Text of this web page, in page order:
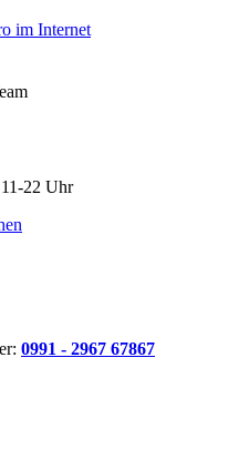
22 Uhr
: 0991 - 2967 67867